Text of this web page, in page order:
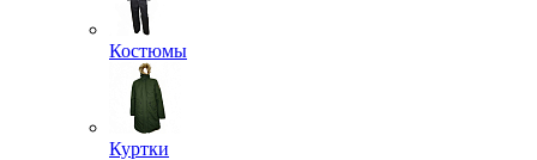
Костюмы
Куртки